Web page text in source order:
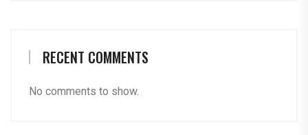
RECENT COMMENTS
No comments to show.